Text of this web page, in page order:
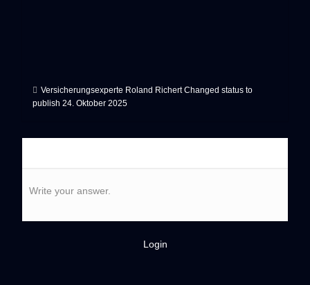
Versicherungsexperte Roland RichertChanged status to
publish 24. Oktober 2025
Write your answer.
Login